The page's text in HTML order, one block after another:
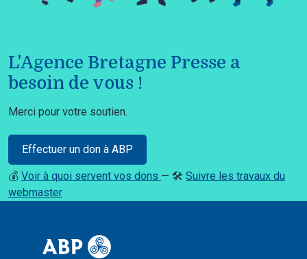
L'Agence Bretagne Presse a
besoin de vous !
Merci pour votre soutien.
Effectuer un don à ABP
💰 Voir à quoi servent vos dons — 🛠️ Suivre les travaux du
webmaster